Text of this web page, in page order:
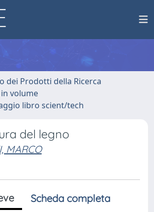
dei Prodotti della Ricerca
volume
libro scient/tech
del legno
MARCO
Scheda completa